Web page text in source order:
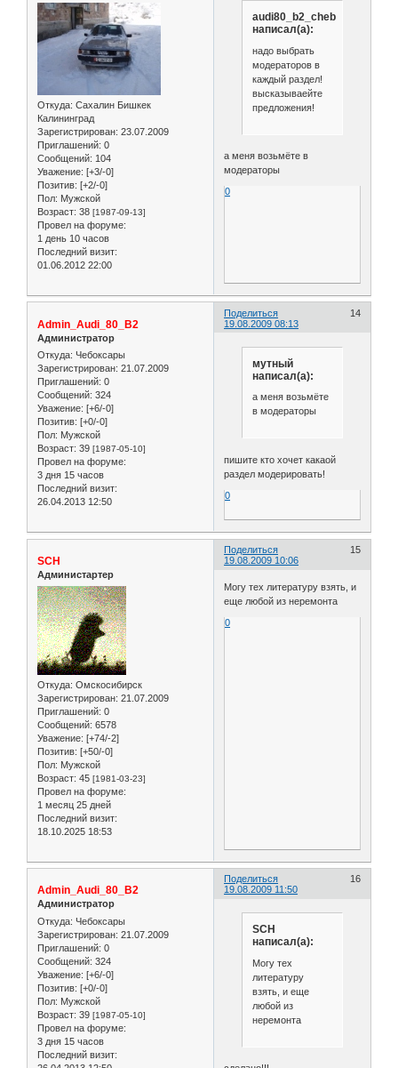
Откуда: Сахалин Бишкек
Калининград
Зарегистрирован: 23.07.2009
Приглашений: 0
Сообщений: 104
Уважение: [+3/-0]
Позитив: [+2/-0]
Пол: Мужской
Возраст: 38 [1987-09-13]
Провел на форуме:
1 день 10 часов
Последний визит:
01.06.2012 22:00
audi80_b2_cheb
написал(а):
надо выбрать
модераторов в
каждый раздел!
высказываейте
предложения!
а меня возьмёте в
модераторы
0
Поделиться
14
19.08.2009 08:13
Admin_Audi_80_B2
Администратор
Откуда: Чебоксары
Зарегистрирован: 21.07.2009
Приглашений: 0
Сообщений: 324
Уважение: [+6/-0]
Позитив: [+0/-0]
Пол: Мужской
Возраст: 39 [1987-05-10]
Провел на форуме:
3 дня 15 часов
Последний визит:
26.04.2013 12:50
мутный
написал(а):
а меня возьмёте
в модераторы
пишите кто хочет какаой
раздел модерировать!
0
Поделиться
15
19.08.2009 10:06
SCH
Администартер
Откуда: Омскосибирск
Зарегистрирован: 21.07.2009
Приглашений: 0
Сообщений: 6578
Уважение: [+74/-2]
Позитив: [+50/-0]
Пол: Мужской
Возраст: 45 [1981-03-23]
Провел на форуме:
1 месяц 25 дней
Последний визит:
18.10.2025 18:53
Могу тех литературу взять, и
еще любой из неремонта
0
Поделиться
16
19.08.2009 11:50
Admin_Audi_80_B2
Администратор
Откуда: Чебоксары
Зарегистрирован: 21.07.2009
Приглашений: 0
Сообщений: 324
Уважение: [+6/-0]
Позитив: [+0/-0]
Пол: Мужской
Возраст: 39 [1987-05-10]
Провел на форуме:
3 дня 15 часов
Последний визит:
SCH
написал(а):
Могу тех
литературу
взять, и еще
любой из
неремонта